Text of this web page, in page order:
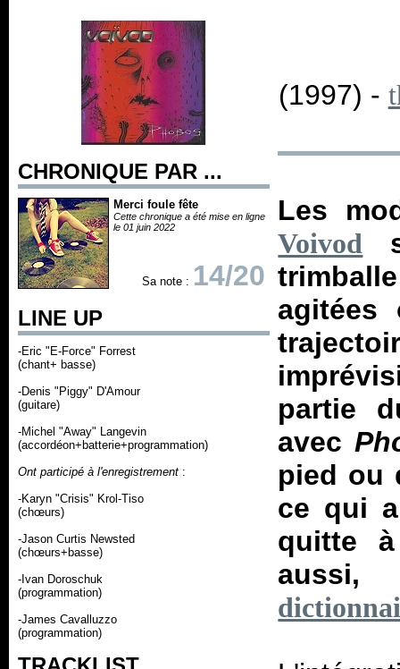
CHRONIQUE PAR ...
Merci foule fête
Cette chronique a été mise en ligne
le 01 juin 2022
Sa note : 14/20
LINE UP
-Eric "E-Force" Forrest
(chant+ basse)
-Denis "Piggy" D'Amour
(guitare)
-Michel "Away" Langevin
(accordéon+batterie+programmation)
Ont participé à l'enregistrement :
-Karyn "Crisis" Krol-Tiso
(chœurs)
-Jason Curtis Newsted
(chœurs+basse)
-Ivan Doroschuk
(programmation)
-James Cavalluzzo
(programmation)
(1997) -
Les
Voivod
agitées
partie
avec
pied ou
ce qui
quitte
aussi,